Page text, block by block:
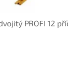
PROFI 12